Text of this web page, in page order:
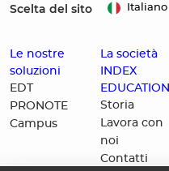
Scelta del sito Italiano
Le nostre
soluzioni
EDT
PRONOTE
Campus
La società
INDEX
EDUCATION
Storia
Lavora con
noi
Contatti